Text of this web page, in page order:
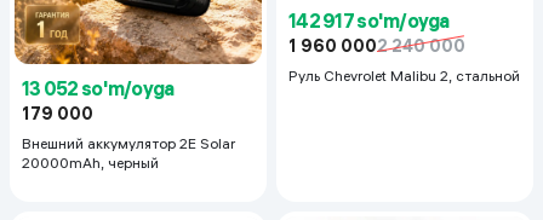
13 052 so'm/oyga
179 000
Внешний аккумулятор 2E Solar
20000mAh, черный
142 917 so'm/oyga
1 960 0002 240 000
Руль Chevrolet Malibu 2, cтальной